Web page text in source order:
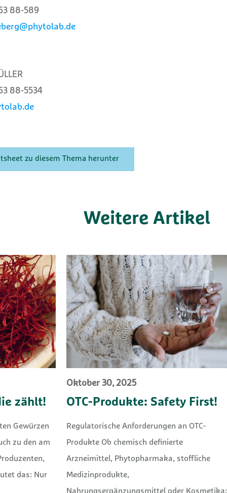
88-589
88-5534
zu diesem Thema herunter
Weitere Artikel
zählt!
Gewürzen
zu den am
das: Nur
Oktober 30, 2025
OTC-Produkte: Safety First!
Regulatorische Anforderungen an OTC-
Produkte Ob chemisch definierte
Arzneimittel, Phytopharmaka, stoffliche
Medizinprodukte,